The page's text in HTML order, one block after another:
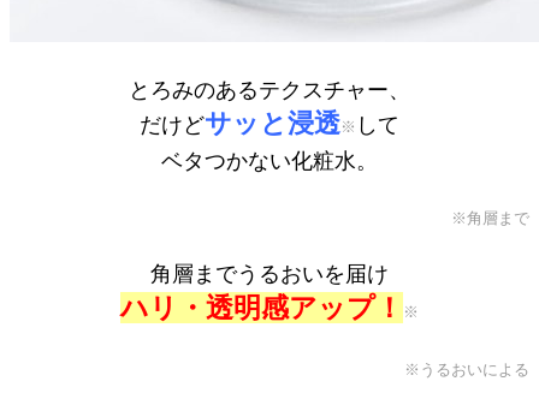
とろみのあるテクスチャー、
だけどサッと浸透※ して
ベタつかない化粧水。
※角層まで
角層までうるおいを届け
ハリ・透明感アップ！ ※
※うるおいによる